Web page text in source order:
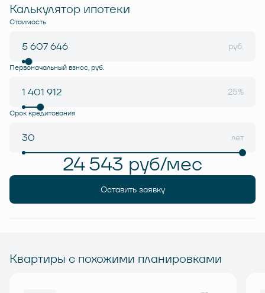
Калькулятор ипотеки
Стоимость
руб.
Первоначальный взнос, руб.
25%
Срок кредитования
лет
24 543 руб/мес
Оставить заявку
Квартиры с похожими планировками